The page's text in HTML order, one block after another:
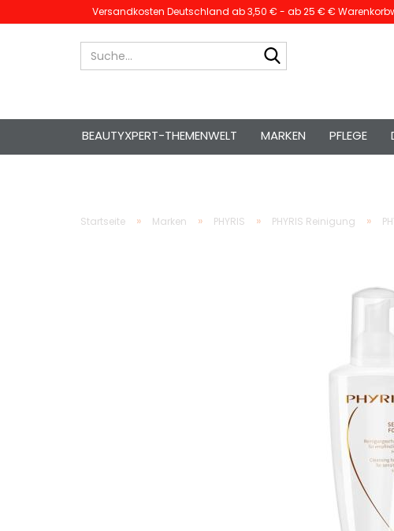
Versandkosten Deutschland ab 3,50 € - ab 25 € €
BEAUTYXPERT-THEMENWELT MARKEN PFLEGE
Startseite » Marken » PHYRIS » PHYRIS Reinigung »